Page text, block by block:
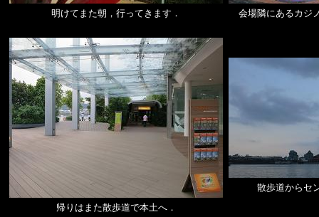
明けてまた朝，行ってきます． 会場隣にあるカジ
帰りはまた散歩道で本土へ．
散歩道からセ